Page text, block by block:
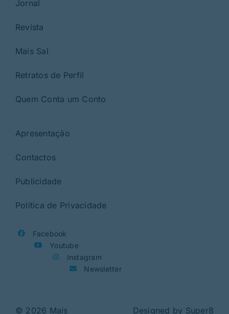
Jornal
Revista
Mais Sal
Retratos de Perfil
Quem Conta um Conto
Apresentação
Contactos
Publicidade
Política de Privacidade
Facebook
Youtube
Instagram
Newsletter
© 2026 Mais Designed by Super8